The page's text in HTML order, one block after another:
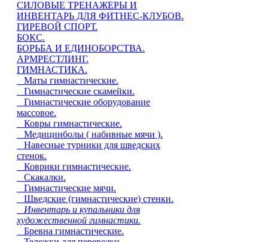
СИЛОВЫЕ ТРЕНАЖЕРЫ И
ИНВЕНТАРЬ ДЛЯ ФИТНЕС-КЛУБОВ.
ГИРЕВОЙ СПОРТ.
БОКС.
БОРЬБА И ЕДИНОБОРСТВА.
АРМРЕСТЛИНГ.
ГИМНАСТИКА.
Маты гимнастические.
Гимнастические скамейки.
Гимнастические оборудование
массовое.
Ковры гимнастические.
Медицинболы ( набивные мячи ).
Навесные турники для шведских
стенок.
Коврики гимнастические.
Скакалки.
Гимнастические мячи.
Шведские (гимнастические) стенки.
Инвентарь и купальники для
художественной гимнастики.
Бревна гимнастические.